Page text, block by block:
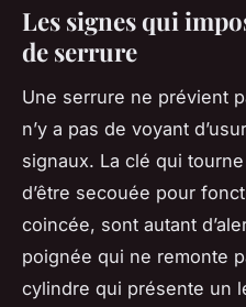
Les signes qui
de serrure
Une serrure ne prévient
n’y a pas de voyant
signaux. La clé qui
d’être secouée pour
coincée, sont autant
poignée qui ne remonte
cylindre qui présente un